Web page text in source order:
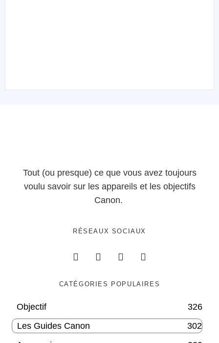
Tout (ou presque) ce que vous avez toujours
voulu savoir sur les appareils et les objectifs
Canon.
RÉSEAUX SOCIAUX
CATÉGORIES POPULAIRES
Objectif
326
Les Guides Canon
302